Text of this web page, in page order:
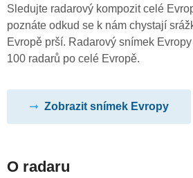
Sledujte radarový kompozit celé
poznáte odkud se k nám chystají
Evropě prší. Radarový snímek
100 radarů po celé Evropě.
Zobrazit snímek Evropy
O radaru